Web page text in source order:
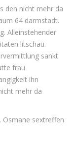
den nicht mehr da
64 darmstadt.
Alleinstehender
litschau.
sankt
frau
ihn
mehr da
sextreffen